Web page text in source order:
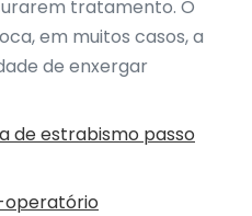
tratamento. O
em muitos casos, a
de enxergar
de estrabismo passo
operatório